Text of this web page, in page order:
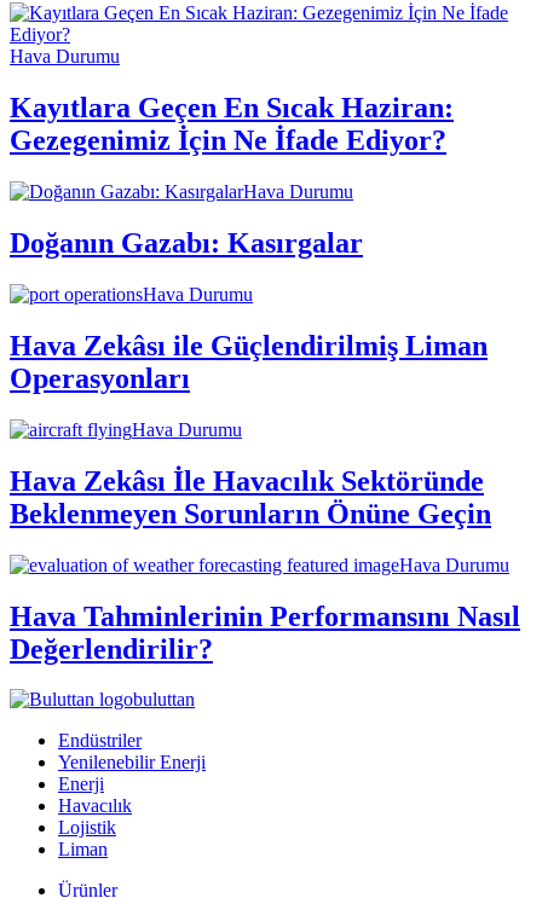
Hava Durumu
Kayıtlara Geçen En Sıcak Haziran:
Gezegenimiz İçin Ne İfade Ediyor?
Hava Durumu
Doğanın Gazabı: Kasırgalar
Hava Durumu
Hava Zekâsı ile Güçlendirilmiş Liman
Operasyonları
Hava Durumu
Hava Zekâsı İle Havacılık Sektöründe
Beklenmeyen Sorunların Önüne Geçin
Hava Durumu
Hava Tahminlerinin Performansını Nasıl
Değerlendirilir?
buluttan
Endüstriler
Yenilenebilir Enerji
Enerji
Havacılık
Lojistik
Liman
Ürünler